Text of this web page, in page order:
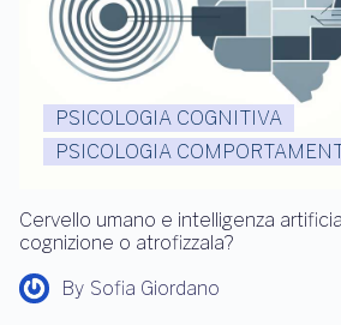
PSICOLOGIA COGNITIVA
PSICOLOGIA
Cervello umano e intelligenza
cognizione o atrofizzala?
By Sofia Giordano